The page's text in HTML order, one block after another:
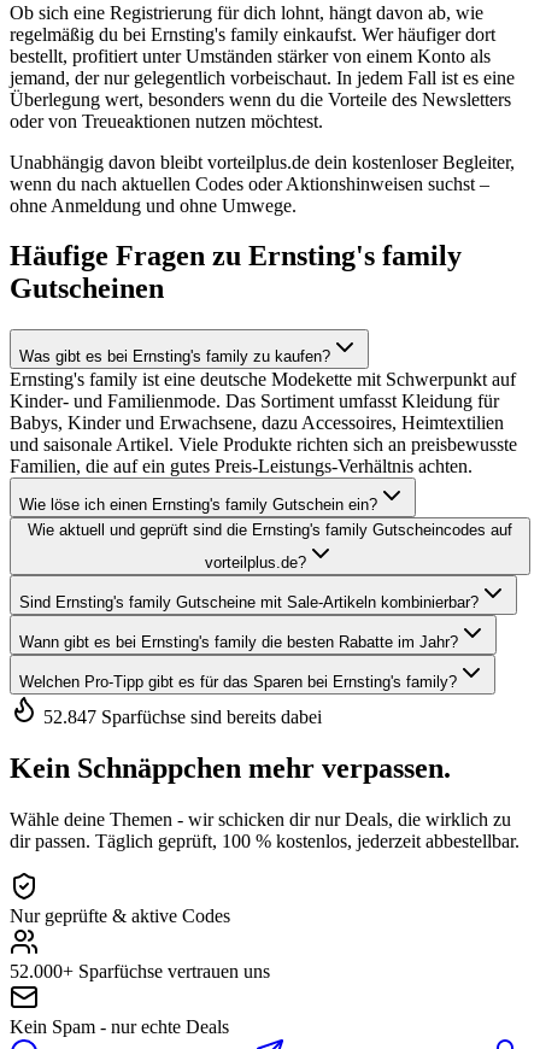
Ob sich eine Registrierung für dich lohnt, hängt davon ab, wie
regelmäßig du bei Ernsting's family einkaufst. Wer häufiger dort
bestellt, profitiert unter Umständen stärker von einem Konto als
jemand, der nur gelegentlich vorbeischaut. In jedem Fall ist es eine
Überlegung wert, besonders wenn du die Vorteile des Newsletters
oder von Treueaktionen nutzen möchtest.
Unabhängig davon bleibt vorteilplus.de dein kostenloser Begleiter,
wenn du nach aktuellen Codes oder Aktionshinweisen suchst –
ohne Anmeldung und ohne Umwege.
Häufige Fragen zu Ernsting's family
Gutscheinen
Was gibt es bei Ernsting's family zu kaufen?
Ernsting's family ist eine deutsche Modekette mit Schwerpunkt auf
Kinder- und Familienmode. Das Sortiment umfasst Kleidung für
Babys, Kinder und Erwachsene, dazu Accessoires, Heimtextilien
und saisonale Artikel. Viele Produkte richten sich an preisbewusste
Familien, die auf ein gutes Preis-Leistungs-Verhältnis achten.
Wie löse ich einen Ernsting's family Gutschein ein?
Wie aktuell und geprüft sind die Ernsting's family Gutscheincodes auf
vorteilplus.de?
Sind Ernsting's family Gutscheine mit Sale-Artikeln kombinierbar?
Wann gibt es bei Ernsting's family die besten Rabatte im Jahr?
Welchen Pro-Tipp gibt es für das Sparen bei Ernsting's family?
52.847 Sparfüchse sind bereits dabei
Kein Schnäppchen mehr verpassen.
Wähle deine Themen - wir schicken dir nur Deals, die wirklich zu
dir passen. Täglich geprüft, 100 % kostenlos, jederzeit abbestellbar.
Nur geprüfte & aktive Codes
52.000+ Sparfüchse vertrauen uns
Kein Spam - nur echte Deals